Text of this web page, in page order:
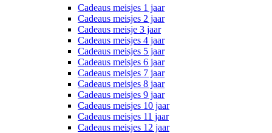
Cadeaus meisjes 1 jaar
Cadeaus meisjes 2 jaar
Cadeaus meisje 3 jaar
Cadeaus meisjes 4 jaar
Cadeaus meisjes 5 jaar
Cadeaus meisjes 6 jaar
Cadeaus meisjes 7 jaar
Cadeaus meisjes 8 jaar
Cadeaus meisjes 9 jaar
Cadeaus meisjes 10 jaar
Cadeaus meisjes 11 jaar
Cadeaus meisjes 12 jaar